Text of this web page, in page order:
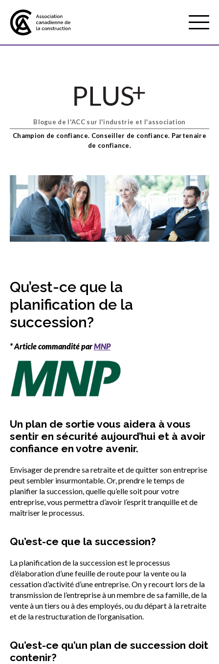
Mobile
Menu
À propos de nous
Adhésion
Show
sub
sub
menu
Services axés sur les pratiques
exemplaires
Show
sub
menu
Événements
Blogue de l'ACC sur l'industrie et l'association
Champion de confiance. Conseiller de confiance. Partenaire
de confiance.
Qu’est-ce que la
planification de la
succession?
* Article commandité parMNP
Un plan de sortie vous aidera à vous
sentir en sécurité aujourd’hui et à avoir
confiance en votre avenir.
Envisager de prendre sa retraite et de quitter son entreprise
peut sembler insurmontable. Or, prendre le temps de
planifier la succession, quelle qu’elle soit pour votre
entreprise, vous permettra d’avoir l’esprit tranquille et de
maîtriser le processus.
Qu’est-ce que la succession?
La planification de la succession est le processus
d’élaboration d’une feuille de route pour la vente ou la
cessation d’activité d’une entreprise. On y recourt lors de la
transmission de l’entreprise à un membre de sa famille, de la
vente à un tiers ou à des employés, ou du départ à la retraite
et de la restructuration de l’organisation.
Qu’est-ce qu’un plan de succession doit
contenir?